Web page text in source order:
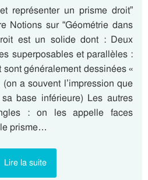
représenter un prisme droit”
Notions sur “Géométrie dans
est un solide dont : Deux
superposables et parallèles :
généralement dessinées «
a souvent l’impression que
base inférieure) Les autres
: on les appelle faces
prisme…
Lire la suite